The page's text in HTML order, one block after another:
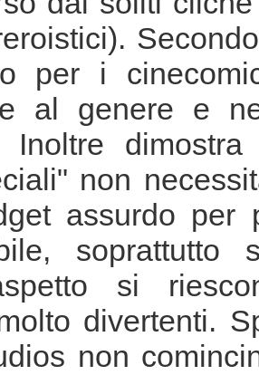
per i
al genere e
Inoltre
non
assurdo per
si
divertenti.
non